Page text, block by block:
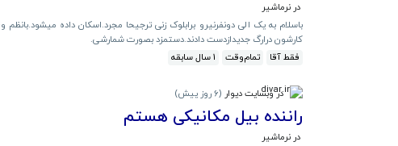
در نرماشیر
باسلام به یک الی دونفرنیرو برابلوک زنی ترجیحا مجرد.اسکان داده
کارشون درارگ جدیدازدست دادند.دستمزد بصورت شمارشی.
فقط آقا
تمام‌وقت 1 سال سابقه
در وبسایت دیوار (6 روز پیش )
راننده بیل مکانیکی هستم
در نرماشیر